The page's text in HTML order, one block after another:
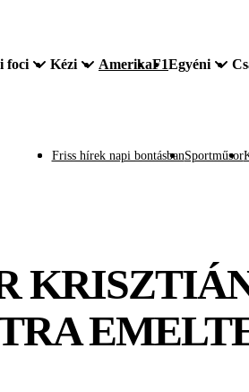
foci Kézi AmerikaF1Egyéni
Friss hírek napi bontásbanSportműsor